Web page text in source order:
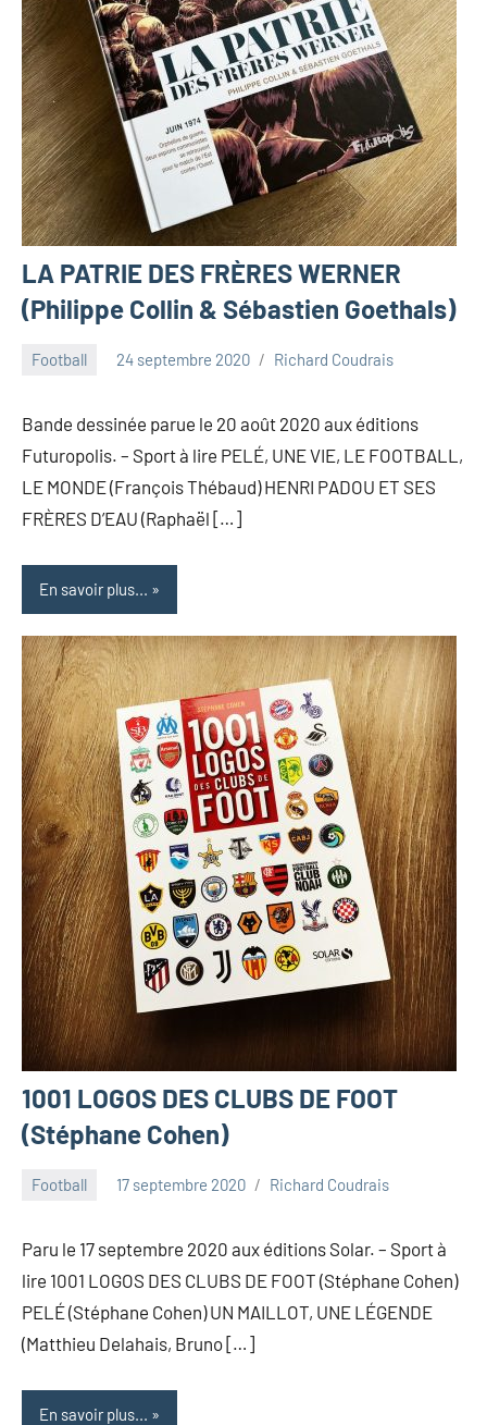
LA PATRIE DES FRÈRES WERNER
(Philippe Collin & Sébastien Goethals)
Football 24 septembre 2020 Richard Coudrais
Bande dessinée parue le 20 août 2020 aux éditions
Futuropolis. – Sport à lire PELÉ, UNE VIE, LE FOOTBALL,
LE MONDE (François Thébaud) HENRI PADOU ET SES
FRÈRES D’EAU (Raphaël […]
En savoir plus...
1001 LOGOS DES CLUBS DE FOOT
(Stéphane Cohen)
Football 17 septembre 2020 Richard Coudrais
Paru le 17 septembre 2020 aux éditions Solar. – Sport à
lire 1001 LOGOS DES CLUBS DE FOOT (Stéphane Cohen)
PELÉ (Stéphane Cohen) UN MAILLOT, UNE LÉGENDE
(Matthieu Delahais, Bruno […]
En savoir plus...